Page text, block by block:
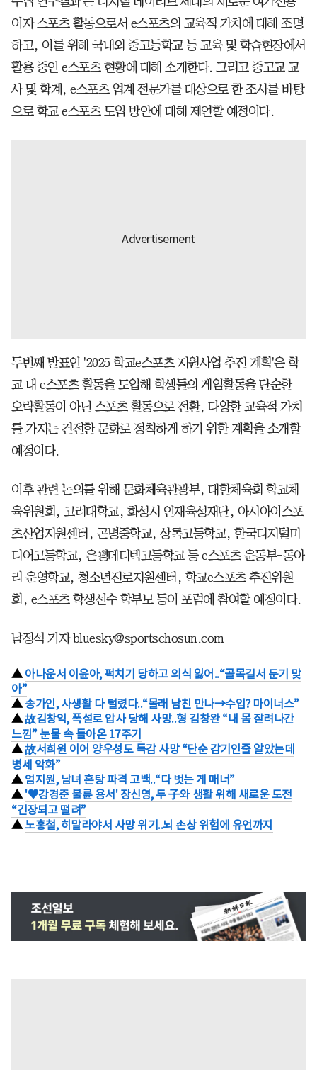
이자 스포츠 활동으로서 e스포츠의 교육적 가치에 대해 조명
하고, 이를 위해 국내외 중고등학교 등 교육 및 학습현장에서
활용 중인 e스포츠 현황에 대해 소개한다. 그리고 중고교 교
사 및 학계, e스포츠 업계 전문가를 대상으로 한 조사를 바탕
으로 학교 e스포츠 도입 방안에 대해 제언할 예정이다.
두번째 발표인 '2025 학교e스포츠 지원사업 추진 계획'은 학
교 내 e스포츠 활동을 도입해 학생들의 게임활동을 단순한
오락활동이 아닌 스포츠 활동으로 전환, 다양한 교육적 가치
를 가지는 건전한 문화로 정착하게 하기 위한 계획을 소개할
예정이다.
이후 관련 논의를 위해 문화체육관광부, 대한체육회 학교체
육위원회, 고려대학교, 화성시 인재육성재단, 아시아이스포
츠산업지원센터, 곤명중학교, 상록고등학교, 한국디지털미
디어고등학교, 은평메디텍고등학교 등 e스포츠 운동부-동아
리 운영학교, 청소년진로지원센터, 학교e스포츠 추진위원
회, e스포츠 학생선수 학부모 등이 포럼에 참여할 예정이다.
남정석 기자 bluesky@sportschosun.com
▲ 아나운서 이윤아, 퍽치기 당하고 의식 잃어..“골목길서 둔기 맞
아”
▲ 송가인, 사생활 다 털렸다..“몰래 남친 만나→수입? 마이너스”
▲故김창익, 폭설로 압사 당해 사망..형 김창완 “내 몸 잘려나간
느낌” 눈물 속 돌아온 17주기
▲故서희원 이어 양우성도 독감 사망 “단순 감기인줄 알았는데
병세 악화”
▲ 엄지원, 남녀 혼탕 파격 고백..“다 벗는 게 매너”
▲ '♥강경준 불륜 용서' 장신영, 두 子와 생활 위해 새로운 도전
“긴장되고 떨려”
▲ 노홍철, 히말라야서 사망 위기..뇌 손상 위험에 유언까지